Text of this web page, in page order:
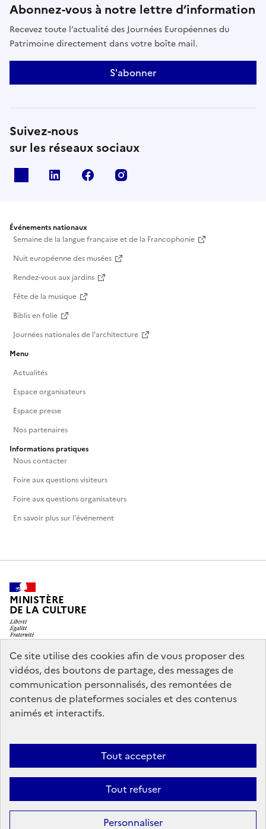
Ce site utilise des cookies afin de vous proposer des
vidéos, des boutons de partage, des messages de
communication personnalisés, des remontées de
contenus de plateformes sociales et des contenus
animés et interactifs.
Tout accepter
Tout refuser
Personnaliser
Abonnez-vous à notre lettre d’information
Recevez toute l’actualité des Journées Européennes du
Patrimoine directement dans votre boîte mail.
S'abonner
Suivez-nous
sur les réseaux sociaux
Linkedin Facebook
Événements nationaux
Semaine de la langue française et de la Francophonie
Nuit européenne des musées
Rendez-vous aux jardins
Fête de la musique
Biblis en folie
Journées nationales de l'architecture
Menu
Actualités
Espace organisateurs
Espace presse
Nos partenaires
Informations pratiques
Nous contacter
Foire aux questions visiteurs
Foire aux questions organisateurs
En savoir plus sur l'événement
MINISTÈRE
DE LA CULTURE
legifrance.gouv.fr
info.gouv.fr
service-public.gouv.fr
data.gouv.fr
Mentions légales
conforme
Politique d’utilisation des témoins de connexion
Sauf mention contraire, tous les contenus de ce site sont sous